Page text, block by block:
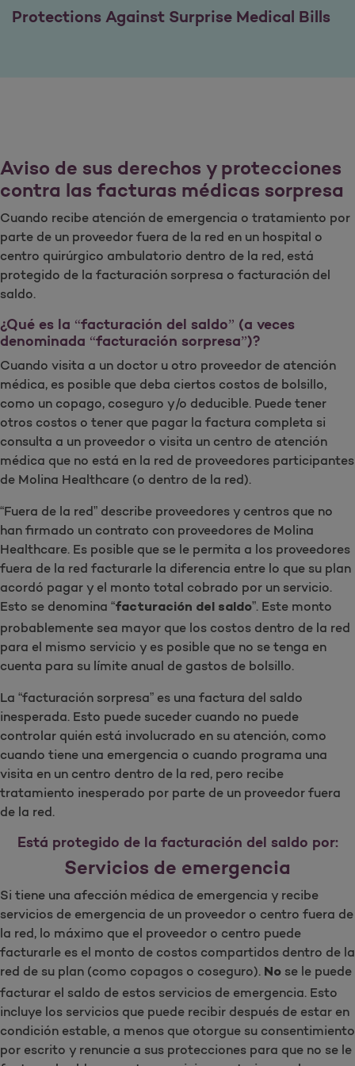
Protections Against Surprise Medical Bills
Aviso de sus derechos y protecciones
contra las facturas médicas sorpresa
Cuando recibe atención de emergencia o tratamiento por
parte de un proveedor fuera de la red en un hospital o
centro quirúrgico ambulatorio dentro de la red, está
protegido de la facturación sorpresa o facturación del
saldo.
¿Qué es la “facturación del saldo” (a veces
denominada “facturación sorpresa”)?
Cuando visita a un doctor u otro proveedor de atención
médica, es posible que deba ciertos costos de bolsillo,
como un copago, coseguro y/o deducible. Puede tener
otros costos o tener que pagar la factura completa si
consulta a un proveedor o visita un centro de atención
médica que no está en la red de proveedores participantes
de Molina Healthcare (o dentro de la red).
“Fuera de la red” describe proveedores y centros que no
han firmado un contrato con proveedores de Molina
Healthcare. Es posible que se le permita a los proveedores
fuera de la red facturarle la diferencia entre lo que su plan
acordó pagar y el monto total cobrado por un servicio.
Esto se denomina “facturación del saldo”. Este monto
probablemente sea mayor que los costos dentro de la red
para el mismo servicio y es posible que no se tenga en
cuenta para su límite anual de gastos de bolsillo.
La “facturación sorpresa” es una factura del saldo
inesperada. Esto puede suceder cuando no puede
controlar quién está involucrado en su atención, como
cuando tiene una emergencia o cuando programa una
visita en un centro dentro de la red, pero recibe
tratamiento inesperado por parte de un proveedor fuera
de la red.
Está protegido de la facturación del saldo por:
Servicios de emergencia
Si tiene una afección médica de emergencia y recibe
servicios de emergencia de un proveedor o centro fuera de
la red, lo máximo que el proveedor o centro puede
facturarle es el monto de costos compartidos dentro de la
red de su plan (como copagos o coseguro). No se le puede
facturar el saldo de estos servicios de emergencia. Esto
incluye los servicios que puede recibir después de estar en
condición estable, a menos que otorgue su consentimiento
por escrito y renuncie a sus protecciones para que no se le